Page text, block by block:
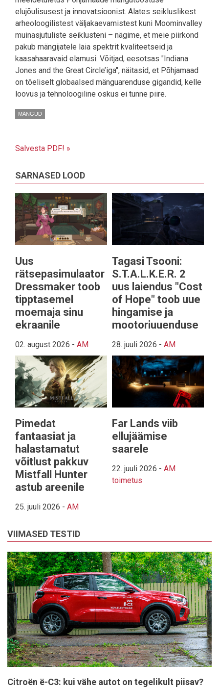
elujõulisusest ja innovatsioonist. Alates seikluslikest
arheoloogilistest väljakaevamistest kuni Moominvalley
muinasjutuliste seiklusteni – nägime, et meie piirkond
pakub mängijatele laia spektrit kvaliteetseid ja
kaasahaaravaid elamusi. Võitjad, eesotsas "Indiana
Jones and the Great Circle’iga", näitasid, et Põhjamaad
on tõeliselt globaalsed mänguarenduse gigandid, kelle
loovus ja tehnoloogiline oskus ei tunne piire.
MÄNGUD
Salvesta PDF! »
SARNASED LOOD
Uus
rätsepasimulaator
Dressmaker toob
tipptasemel
moemaja sinu
ekraanile
02. august 2026 - AM
Tagasi Tsooni:
S.T.A.L.K.E.R. 2
uus laiendus "Cost
of Hope" toob uue
hingamise ja
mootoriuuenduse
28. juuli 2026 - AM
Pimedat
fantaasiat ja
halastamatut
võitlust pakkuv
Mistfall Hunter
astub areenile
25. juuli 2026 - AM
Far Lands viib
ellujäämise
saarele
22. juuli 2026 - AM
toimetus
VIIMASED TESTID
Citroën ë-C3: kui vähe autot on tegelikult piisav?